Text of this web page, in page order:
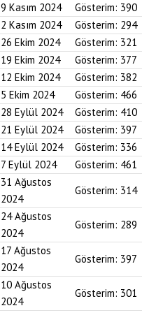
9 Kasım 2024 Gösterim: 390
2 Kasım 2024 Gösterim: 294
26 Ekim 2024 Gösterim: 321
19 Ekim 2024 Gösterim: 377
12 Ekim 2024 Gösterim: 382
5 Ekim 2024 Gösterim: 466
28 Eylül 2024 Gösterim: 410
21 Eylül 2024 Gösterim: 397
14 Eylül 2024 Gösterim: 336
7 Eylül 2024 Gösterim: 461
31 Ağustos
2024
Gösterim: 314
24 Ağustos
2024
Gösterim: 289
17 Ağustos
2024
Gösterim: 397
10 Ağustos
2024
Gösterim: 301